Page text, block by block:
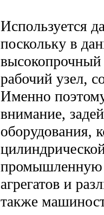
Используется
поскольку в
рабочий узел,
Именно
внимание,
оборудования,
промышленную
агрегатов и
также